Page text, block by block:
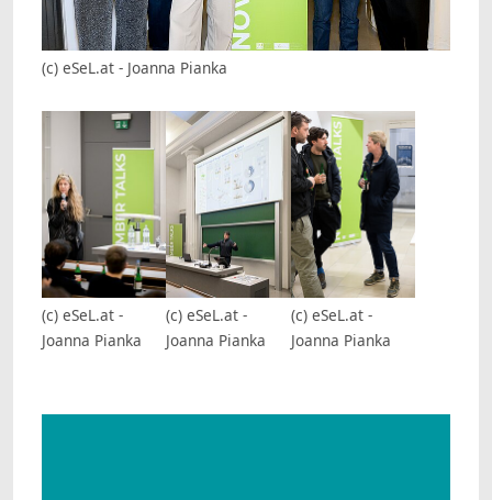
(c) eSeL.at - Joanna Pianka
(c) eSeL.at -
Joanna Pianka
(c) eSeL.at -
Joanna Pianka
(c) eSeL.at -
Joanna Pianka